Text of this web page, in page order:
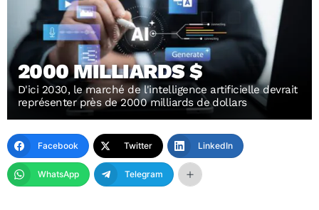
2000 MILLIARDS $
D'ici 2030, le marché de l'intelligence artificielle devrait
représenter près de 2000 milliards de dollars
Facebook Twitter LinkedIn
WhatsApp Telegram